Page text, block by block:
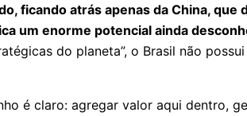
ficando atrás apenas da China, que
um enorme potencial ainda
do planeta”, o Brasil não
é claro: agregar valor aqui dentro,